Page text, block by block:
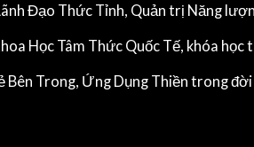
Đạo Thức Tỉnh, Quản trị Năng
Học Tâm Thức Quốc Tế, khóa học
Bên Trong, Ứng Dụng Thiền trong